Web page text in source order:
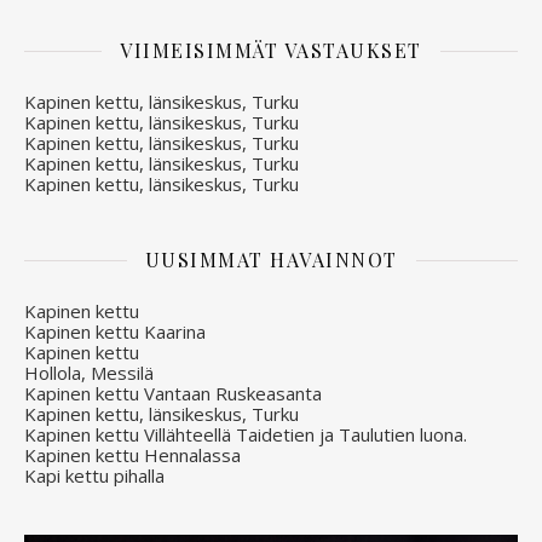
VIIMEISIMMÄT VASTAUKSET
Kapinen kettu, länsikeskus, Turku
Kapinen kettu, länsikeskus, Turku
Kapinen kettu, länsikeskus, Turku
Kapinen kettu, länsikeskus, Turku
Kapinen kettu, länsikeskus, Turku
UUSIMMAT HAVAINNOT
Kapinen kettu
Kapinen kettu Kaarina
Kapinen kettu
Hollola, Messilä
Kapinen kettu Vantaan Ruskeasanta
Kapinen kettu, länsikeskus, Turku
Kapinen kettu Villähteellä Taidetien ja Taulutien luona.
Kapinen kettu Hennalassa
Kapi kettu pihalla